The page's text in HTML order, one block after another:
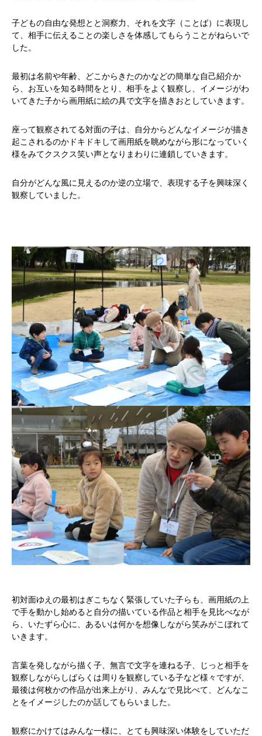
子どもの自由な発想とと洞察力、それを文字（ことば）に表現し
て、相手に伝えることの楽しさを体感してもらうことがねらいで
した。
最初は名前や年齢、どこからきたのかなどの簡単な自己紹介か
ら、お互いを知る時間をとり、相手をよく観察し、イメージがわ
いてきた子から画用紙に絵の具で文字を描きおとしていきます。
座って観察されてる対面の子は、自分からどんなイメージが描き
起こされるのかドキドキして画用紙を眺めながら形になっていく
様をみてクスクス笑い声となりまわりに連鎖していきます。
自分がどんな風に見えるのか逆の立場で、表現する子を興味深く
観察していました。
初対面ゆえの最初はぎこちなく緊張していた子らも、画用紙の上
で手を動かし始めると自分の描いている作品と相手を見比べなが
ら、いたずら心に、あるいは何かを想像しながら笑みがこぼれて
いきます。
言葉を発しながら描く子、無言で文字を連ねる子、じっと相手を
観察しながらしばらくは周りを観察している子など様々ですが、
最後は何枚かの作品が出来上がり、みんなで見比べて、どんなこ
とをイメージしたのか話してもらいました。
観察にかけてはみんな一様に、とても興味深い体験をしていただ